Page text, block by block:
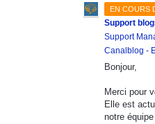
EN COURS
Support
Support
Canalblog -
Bonjour,
Merci pour
Elle est
notre